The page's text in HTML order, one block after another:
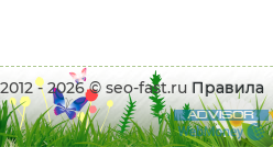
2012 - 2026 © seo-fast.ru Правила